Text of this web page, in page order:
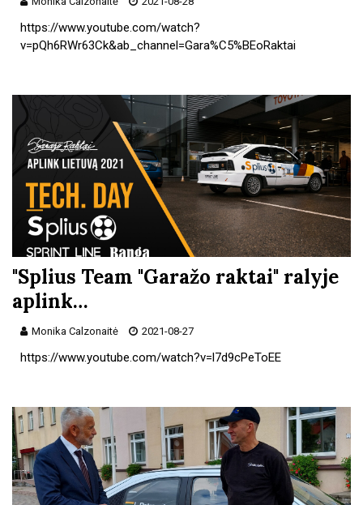
https://www.youtube.com/watch?
v=pQh6RWr63Ck&ab_channel=Gara%C5%BEoRaktai
"Splius Team "Garažo raktai" ralyje
aplink…
Monika Calzonaitė 2021-08-27
https://www.youtube.com/watch?v=l7d9cPeToEE